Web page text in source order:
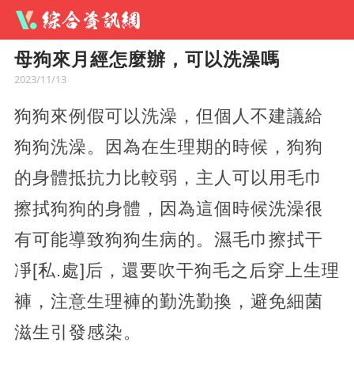
母狗來月經怎麼辦，可以洗澡嗎
2023/11/13
狗狗來例假可以洗澡，但個人不建議給
狗狗洗澡。因為在生理期的時候，狗狗
的身體抵抗力比較弱，主人可以用毛巾
擦拭狗狗的身體，因為這個時候洗澡很
有可能導致狗狗生病的。濕毛巾擦拭干
凈[私.處]后，還要吹干狗毛之后穿上生理
褲，注意生理褲的勤洗勤換，避免細菌
滋生引發感染。